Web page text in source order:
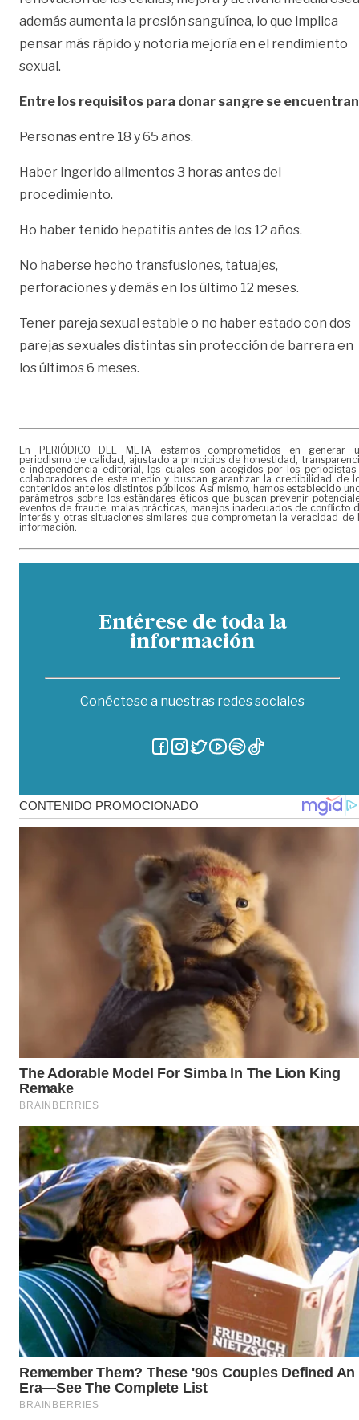
además aumenta la presión sanguínea, lo que implica
pensar más rápido y notoria mejoría en el rendimiento
sexual.
Entre los requisitos para donar sangre se
Personas entre 18 y 65 años.
Haber ingerido alimentos 3 horas antes del
procedimiento.
Ho haber tenido hepatitis antes de los 12 años.
No haberse hecho transfusiones, tatuajes,
perforaciones y demás en los último 12 meses.
Tener pareja sexual estable o no haber estado con dos
parejas sexuales distintas sin protección de barrera en
los últimos 6 meses.
En PERIÓDICO DEL META estamos comprometidos en generar
periodismo de calidad, ajustado a principios de honestidad,
e independencia editorial, los cuales son acogidos por los periodistas
colaboradores de este medio y buscan garantizar la credibilidad de
contenidos ante los distintos públicos. Así mismo, hemos establecido
parámetros sobre los estándares éticos que buscan prevenir
eventos de fraude, malas prácticas, manejos inadecuados de conflicto
interés y otras situaciones similares que comprometan la veracidad de
información.
Entérese de toda la
información
Conéctese a nuestras redes sociales